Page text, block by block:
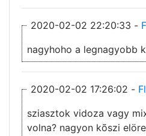
2020-02-02 22:20:33 -
2020-02-02 17:26:02 -
sziasztok vidoza vagy
volna? nagyon kõszi